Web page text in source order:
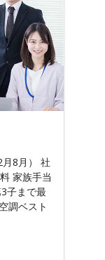
8月） 社
家族手当
子まで最
調ベスト